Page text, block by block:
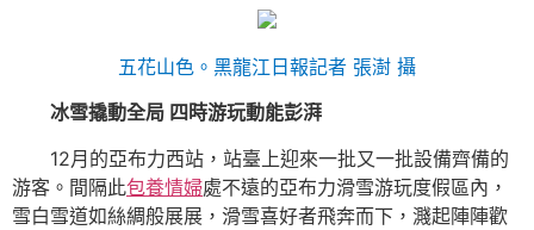
五花山色。 黑龍江日報記者 張澍 攝
冰雪撬動全局 四時游玩動能彭湃
12月的亞布力西站，站臺上迎來一批又一批設備齊備的
游客。間隔此包養情婦處不遠的亞布力滑雪游玩度假區內，
雪白雪道如絲綢般展展，滑雪喜好者飛奔而下，濺起陣陣歡